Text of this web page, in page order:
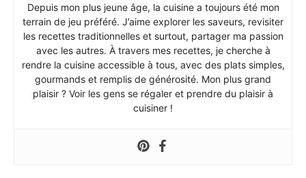
Depuis mon plus jeune âge, la cuisine a toujours été mon
terrain de jeu préféré. J’aime explorer les saveurs, revisiter
les recettes traditionnelles et surtout, partager ma passion
avec les autres. À travers mes recettes, je cherche à
rendre la cuisine accessible à tous, avec des plats simples,
gourmands et remplis de générosité. Mon plus grand
plaisir ? Voir les gens se régaler et prendre du plaisir à
cuisiner !